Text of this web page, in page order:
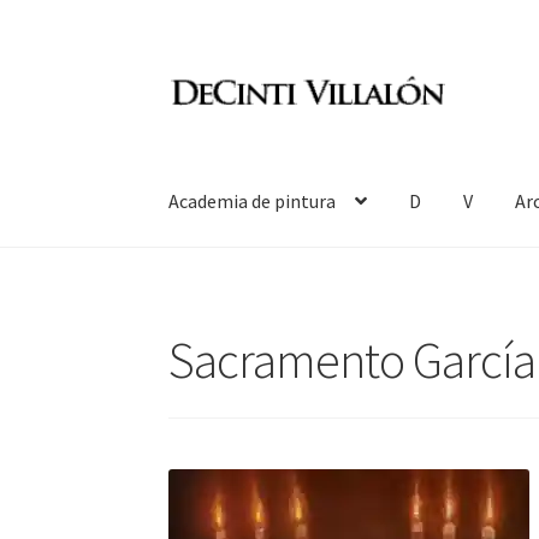
Academia de pintura D V
Sacramento García